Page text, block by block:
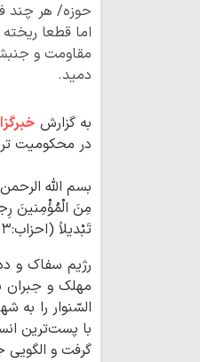
حوزه/ هر چند
اما قطعا
مقاومت و
دمید.
به گزارش
در محکومیت
بسم الله
مِنَ الْمُؤْمِنینَ
تَبْدیلاً (احزاب:۲۳)
رژیم سفاک و
مهلک و جبران
السّنوار را به
با پست‌ترین
گرفت و الگویی